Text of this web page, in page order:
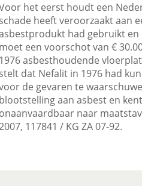
het eerst houdt een
schade heeft veroorzaakt aan
had gebruikt
moet een voorschot van €
1976 asbesthoudende
stelt dat Nefalit in 1976 had
de gevaren te
blootstelling aan asbest en
onaanvaardbaar naar
117841 / KG ZA 07-92.